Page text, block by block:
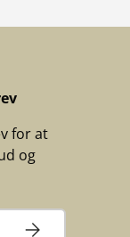
for at
og
TILMELD